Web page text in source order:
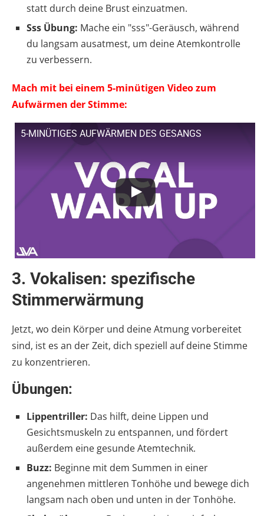
statt durch deine Brust einzuatmen.
Sss Übung: Mache ein "sss"-Geräusch, während
du langsam ausatmest, um deine Atemkontrolle
zu verbessern.
Mach mit bei einem 5-minütigen Video zum
Aufwärmen der Stimme:
5-MINÜTIGES AUFWÄRMEN DES GESANGS
3. Vokalisen: spezifische
Stimmerwärmung
Jetzt, wo dein Körper und deine Atmung vorbereitet
sind, ist es an der Zeit, dich speziell auf deine Stimme
zu konzentrieren.
Übungen:
Lippentriller: Das hilft, deine Lippen und
Gesichtsmuskeln zu entspannen, und fördert
außerdem eine gesunde Atemtechnik.
Buzz: Beginne mit dem Summen in einer
angenehmen mittleren Tonhöhe und bewege dich
langsam nach oben und unten in der Tonhöhe.